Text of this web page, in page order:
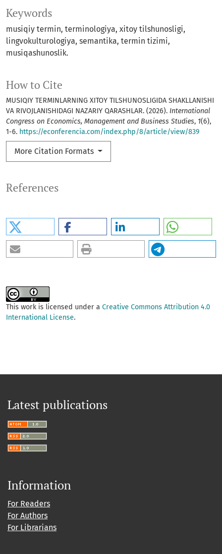
Keywords
musiqiy termin, terminologiya, xitoy tilshunosligi,
lingvokulturologiya, semantika, termin tizimi,
musiqashunoslik.
How to Cite
MUSIQIY TERMINLARNING XITOY TILSHUNOSLIGIDA SHAKLLANISHI
VA RIVOJLANISHIDAGI NAZARIY QARASHLAR. (2026). International
Congress on Economics, Management and Business Studies, 1(6),
1-6. https://econferencia.com/index.php/8/article/view/839
More Citation Formats
References
This work is licensed under a Creative Commons Attribution 4.0
International License.
Latest publications
Information
For Readers
For Authors
For Librarians